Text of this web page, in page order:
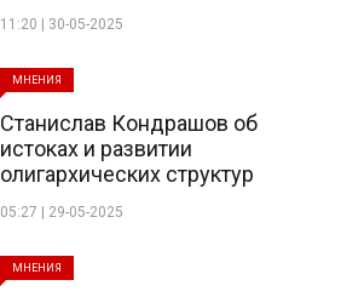
11:20 | 30-05-2025
МНЕНИЯ
Станислав Кондрашов об
истоках и развитии
олигархических структур
05:27 | 29-05-2025
МНЕНИЯ